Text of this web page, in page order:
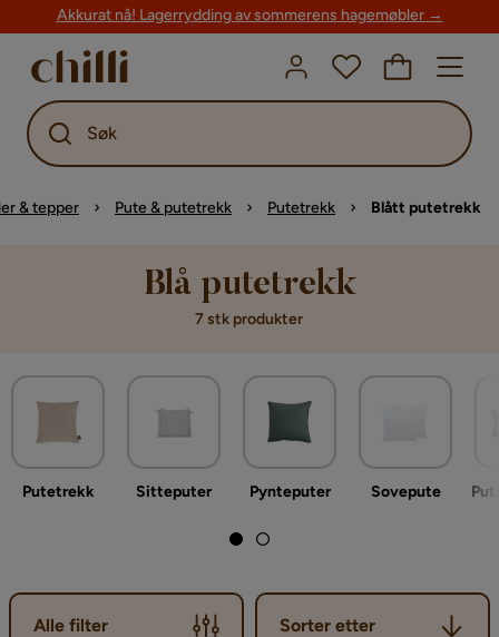
Akkurat nå! Lagerrydding av sommerens hagemøbler →
Søk
& tepper Pute & putetrekk Putetrekk Blått putetrekk
Blå putetrekk
7 stk produkter
Putetrekk Sitteputer Pynteputer Sovepute
Alle filter
Sorter etter
Sorter etter